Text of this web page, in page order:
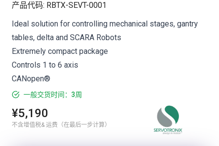
产品代码: RBTX-SEVT-0001
Ideal solution for controlling mechanical stages, gantry
tables, delta and SCARA Robots
Extremely compact package
Controls 1 to 6 axis
CANopen®
一般交货时间：3周
¥5,190
不含增值税& 运费（在最后一步计算）